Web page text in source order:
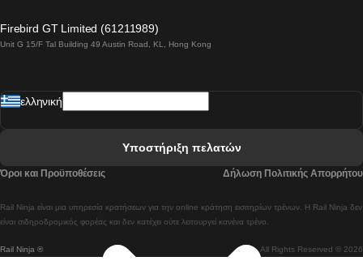
Βουδαπέστη προς Πράγα Tρένο
Λισαβόνα προς Λάγος Tρένο
Λισαβόνα προς Μαδρίτη Τρένα
Firebird GT Limited (61211989)
Unit G 15/F Tal Building 49 Austin Road, KL, Hong Kong
Rail Ninja ® All Rights Reserved © 2026
Rail Ninja είναι μια υπηρεσία κρατήσεων για την online κράτηση εισιτηρίων τρένων. Η Rail Ninja δεν
είναι σιδηροδρομικός φορέας και δεν κατέχει ούτε λειτουργεί κανένα τρένο.
ελληνική
Υποστήριξη πελατών
Όροι και Προϋποθέσεις Δήλωση Πολιτικής Απορρήτου